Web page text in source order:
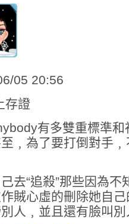
05 20:56
存證
有多雙重標準
﹐為了要打倒對手
己去“追殺”那些因為
賊心虛的刪除她自
人﹐並且還有臉叫